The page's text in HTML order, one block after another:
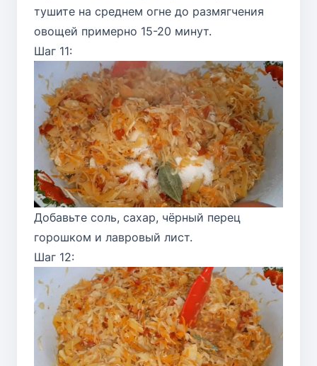
тушите на среднем огне до размягчения
овощей примерно 15-20 минут.
Шаг 11:
Добавьте соль, сахар, чёрный перец
горошком и лавровый лист.
Шаг 12: